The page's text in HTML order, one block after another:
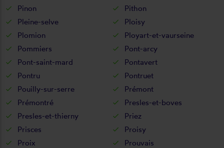
Pinon
Pithon
Pleine-selve
Ploisy
Plomion
Ployart-et-vaurseine
Pommiers
Pont-arcy
Pont-saint-mard
Pontavert
Pontru
Pontruet
Pouilly-sur-serre
Prémont
Prémontré
Presles-et-boves
Presles-et-thierny
Priez
Prisces
Proisy
Proix
Prouvais